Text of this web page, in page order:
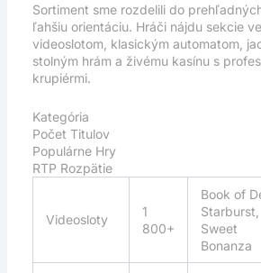
Sortiment sme rozdelili do
ľahšiu orientáciu. Hráči nájdu sekcie
videoslotom, klasickým automatom,
stolným hrám a živému kasínu s
krupiérmi.
Kategória
Počet Titulov
Populárne Hry
RTP Rozpätie
Videosloty
1
800+
Book of
Starburst,
Sweet
Bonanza